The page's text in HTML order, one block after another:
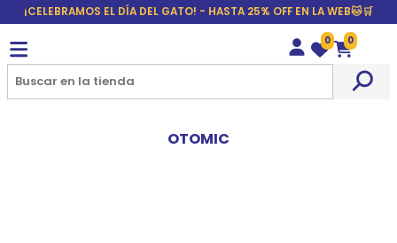
¡CELEBRAMOS EL DÍA DEL GATO! - HASTA 25% OFF EN LA WEB🐱🛒
Wishlist
0
Carrito
0
OTOMIC